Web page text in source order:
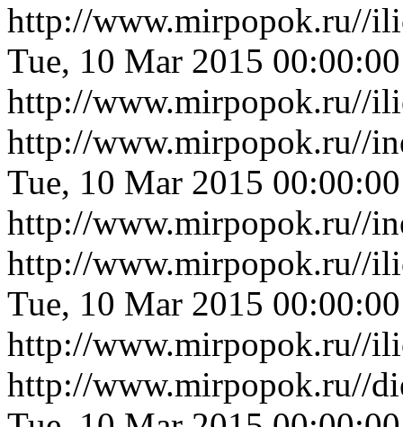
http://www.mirpopok.ru//
Tue, 10 Mar 2015
http://www.mirpopok.ru//
http://www.mirpopok.ru//
Tue, 10 Mar 2015
http://www.mirpopok.ru//
http://www.mirpopok.ru//
Tue, 10 Mar 2015
http://www.mirpopok.ru//
http://www.mirpopok.ru//